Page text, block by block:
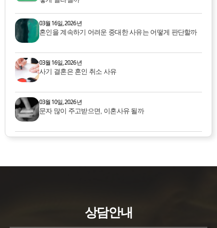
03월 16일, 2026년
혼인을 계속하기 어려운 중대한 사유는 어떻게 판단할까
03월 16일, 2026년
사기 결혼은 혼인 취소 사유
03월 10일, 2026년
문자 많이 주고받으면, 이혼사유 될까
상담안내